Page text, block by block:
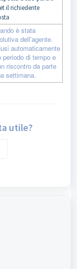
il richiedente
è stata
dell'agente.
automaticamente
di tempo e
riscontro da parte
settimana.
utile?